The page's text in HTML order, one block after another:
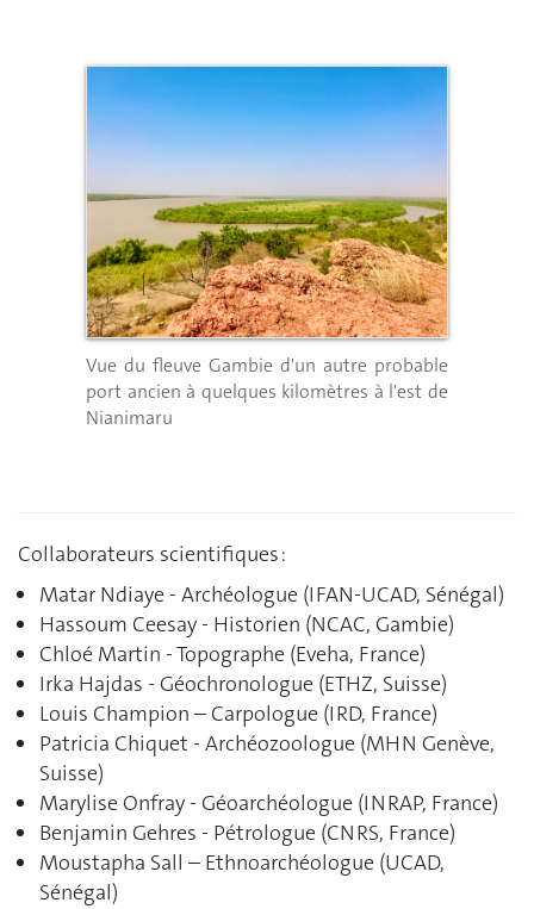
Vue du fleuve Gambie d'un autre probable
port ancien à quelques kilomètres à l'est de
Nianimaru
Collaborateurs scientifiques :
Matar Ndiaye - Archéologue (IFAN-UCAD, Sénégal)
Hassoum Ceesay - Historien (NCAC, Gambie)
Chloé Martin - Topographe (Eveha, France)
Irka Hajdas - Géochronologue (ETHZ, Suisse)
Louis Champion – Carpologue (IRD, France)
Patricia Chiquet - Archéozoologue (MHN Genève,
Suisse)
Marylise Onfray - Géoarchéologue (INRAP, France)
Benjamin Gehres - Pétrologue (CNRS, France)
Moustapha Sall – Ethnoarchéologue (UCAD,
Sénégal)